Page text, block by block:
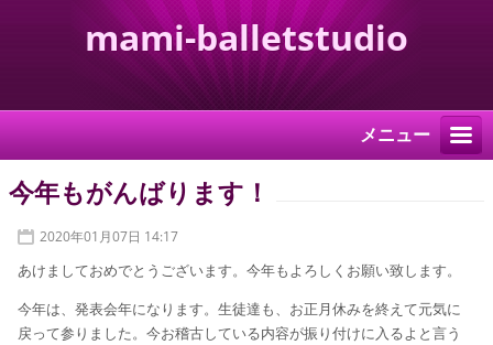
mami-balletstudio
メニュー
今年もがんばります！
2020年01月07日 14:17
あけましておめでとうございます。今年もよろしくお願い致します。
今年は、発表会年になります。生徒達も、お正月休みを終えて元気に
戻って参りました。今お稽古している内容が振り付けに入るよと言う